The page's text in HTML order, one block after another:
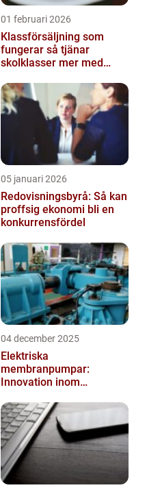
01 februari 2026
Klassförsäljning som
fungerar så tjänar
skolklasser mer med
05 januari 2026
Redovisningsbyrå: Så kan
proffsig ekonomi bli en
konkurrensfördel
04 december 2025
Elektriska
membranpumpar:
Innovation inom